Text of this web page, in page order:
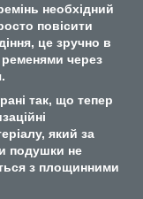
необхідний
повісити
це зручно в
ременями через
так, що тепер
який за
подушки не
з площинними